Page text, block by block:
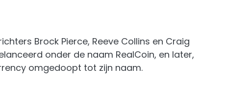
Brock Pierce, Reeve Collins en Craig
onder de naam RealCoin, en later,
omgedoopt tot zijn naam.